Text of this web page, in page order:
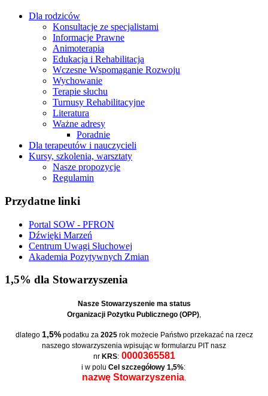
Dla rodziców
Konsultacje ze specjalistami
Informacje Prawne
Animoterapia
Edukacja i Rehabilitacja
Wczesne Wspomaganie Rozwoju
Wychowanie
Terapie słuchu
Turnusy Rehabilitacyjne
Literatura
Ważne adresy
Poradnie
Dla terapeutów i nauczycieli
Kursy, szkolenia, warsztaty
Nasze propozycje
Regulamin
Przydatne linki
Portal SOW - PFRON
Dźwięki Marzeń
Centrum Uwagi Słuchowej
Akademia Pozytywnych Zmian
1,5% dla Stowarzyszenia
Nasze Stowarzyszenie ma status
Organizacji Pożytku Publicznego (OPP),
dlatego 1,5%podatku za 2025rok możecie Państwo przekazać na rzecz
naszego stowarzyszenia wpisując w formularzu PIT nasz
nr KRS:0000365581
i w polu Cel szczegółowy 1,5%:
nazwę Stowarzyszenia.